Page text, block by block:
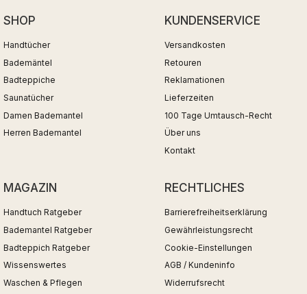
SHOP
Handtücher
Bademäntel
Badteppiche
Saunatücher
Damen Bademantel
Herren Bademantel
KUNDENSERVICE
Versandkosten
Retouren
Reklamationen
Lieferzeiten
100 Tage Umtausch-Recht
Über uns
Kontakt
MAGAZIN
Handtuch Ratgeber
Bademantel Ratgeber
Badteppich Ratgeber
Wissenswertes
Waschen & Pflegen
RECHTLICHES
Barrierefreiheitserklärung
Gewährleistungsrecht
Cookie-Einstellungen
AGB / Kundeninfo
Widerrufsrecht